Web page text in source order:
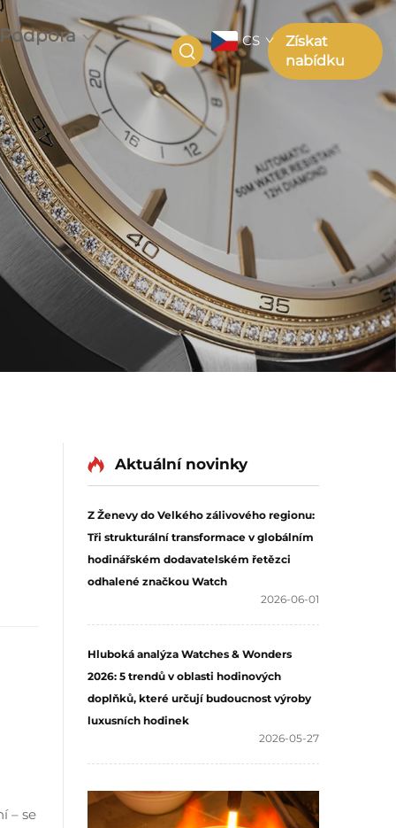
Podpora
CS
Získat
nabídku
– se
Aktuální novinky
Z Ženevy do Velkého zálivového regionu:
Tři strukturální transformace v globálním
hodinářském dodavatelském řetězci
odhalené značkou Watch
2026-06-01
Hluboká analýza Watches & Wonders
2026: 5 trendů v oblasti hodinových
doplňků, které určují budoucnost výroby
luxusních hodinek
2026-05-27